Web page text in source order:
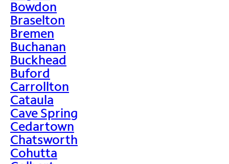
Bowdon
Braselton
Bremen
Buchanan
Buckhead
Buford
Carrollton
Cataula
Cave Spring
Cedartown
Chatsworth
Cohutta